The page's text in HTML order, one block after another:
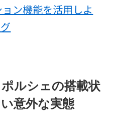
ン機能を活用しよ
ルシェの搭載状
意外な実態